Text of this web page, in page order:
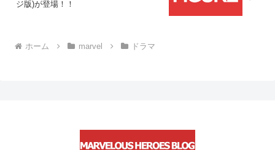
ジ版)が登場！！
ホーム marvel ドラマ